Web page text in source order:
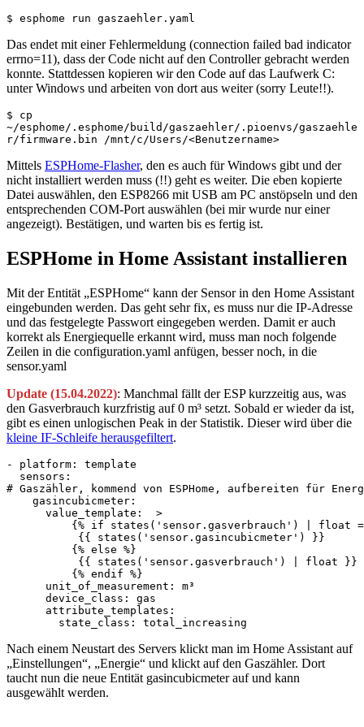
$ esphome run gaszaehler.yaml
Das endet mit einer Fehlermeldung (connection failed bad indicator
errno=11), dass der Code nicht auf den Controller gebracht werden
konnte. Stattdessen kopieren wir den Code auf das Laufwerk C:
unter Windows und arbeiten von dort aus weiter (sorry Leute!!).
$ cp
~/esphome/.esphome/build/gaszaehler/.pioenvs/gaszaehle
r/firmware.bin /mnt/c/Users/<Benutzername>
Mittels ESPHome-Flasher, den es auch für Windows gibt und der
nicht installiert werden muss (!!) geht es weiter. Die eben kopierte
Datei auswählen, den ESP8266 mit USB am PC anstöpseln und den
entsprechenden COM-Port auswählen (bei mir wurde nur einer
angezeigt). Bestätigen, und warten bis es fertig ist.
ESPHome in Home Assistant installieren
Mit der Entität „ESPHome“ kann der Sensor in den Home Assistant
eingebunden werden. Das geht sehr fix, es muss nur die IP-Adresse
und das festgelegte Passwort eingegeben werden. Damit er auch
korrekt als Energiequelle erkannt wird, muss man noch folgende
Zeilen in die configuration.yaml anfügen, besser noch, in die
sensor.yaml
Update (15.04.2022): Manchmal fällt der ESP kurzzeitig aus, was
den Gasverbrauch kurzfristig auf 0 m³ setzt. Sobald er wieder da ist,
gibt es einen unlogischen Peak in der Statistik. Dieser wird über die
kleine IF-Schleife herausgefiltert.
- platform: template
  sensors:
# Gaszähler, kommend von ESPHome, aufbereiten für
    gasincubicmeter:
      value_template:  >
{% if states('sensor.gasverbrauch') | float
           {{ states('sensor.gasincubicmeter') }}
          {% else %}
           {{ states('sensor.gasverbrauch') | float }}
          {% endif %}
      unit_of_measurement: m³
      device_class: gas
      attribute_templates:
        state_class: total_increasing
Nach einem Neustart des Servers klickt man im Home Assistant auf
„Einstellungen“, „Energie“ und klickt auf den Gaszähler. Dort
taucht nun die neue Entität gasincubicmeter auf und kann
ausgewählt werden.